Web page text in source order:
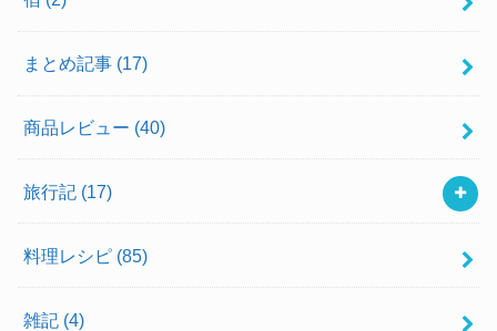
まとめ記事 (17)
商品レビュー (40)
旅行記 (17)
料理レシピ (85)
雑記 (4)